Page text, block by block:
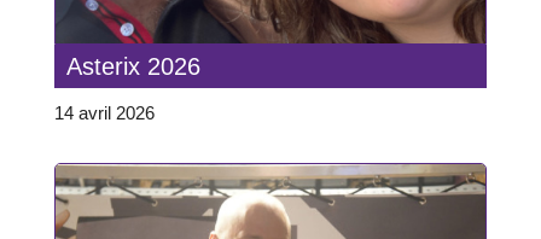
Asterix 2026
14 avril 2026